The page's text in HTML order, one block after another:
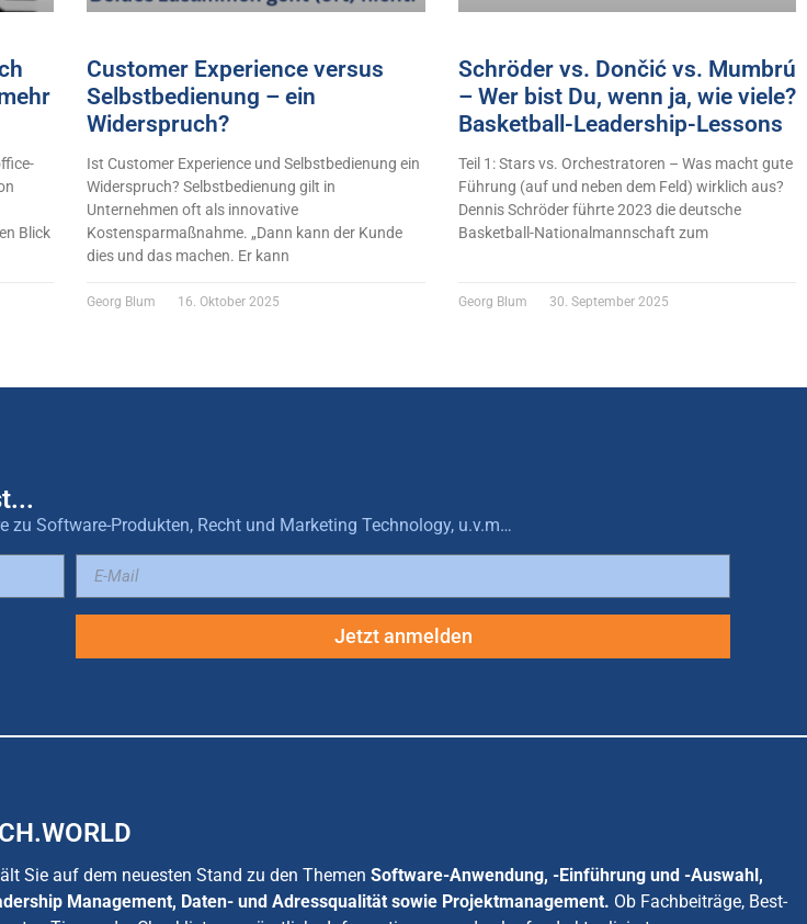
Blick
Customer Experience versus
Selbstbedienung – ein
Widerspruch?
Ist Customer Experience und Selbstbedienung ein
Widerspruch? Selbstbedienung gilt in
Unternehmen oft als innovative
Kostensparmaßnahme. „Dann kann der Kunde
dies und das machen. Er kann
Georg Blum 16. Oktober 2025
Schröder vs. Dončić vs. Mumbrú
– Wer bist Du, wenn ja, wie viele?
Basketball-Leadership-Lessons
Teil 1: Stars vs. Orchestratoren – Was macht gute
Führung (auf und neben dem Feld) wirklich aus?
Dennis Schröder führte 2023 die deutsche
Basketball-Nationalmannschaft zum
Georg Blum 30. September 2025
Software-Produkten, Recht und Marketing Technology, u.v.m…
Jetzt anmelden
Sie auf dem neuesten Stand zu den Themen Software-Anwendung, -Einführung und -Auswahl,
Management, Daten- und Adressqualität sowie Projektmanagement. Ob Fachbeiträge, Best-